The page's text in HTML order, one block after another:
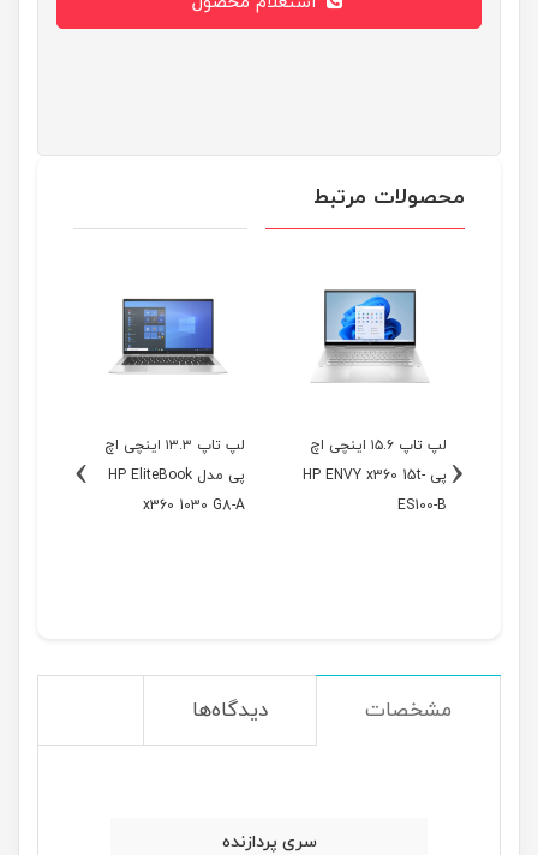
محصولات مرتبط
لپ تاپ ۱۵.۶ اینچی اچ
پی HP ENVY x360 15t-
ES100-B
لپ تاپ ۱۳.۳ اینچی اچ
پی مدل HP EliteBook
x360 1030 G8-A
‹
›
مشخصات دیدگاه‌ها
سری پردازنده